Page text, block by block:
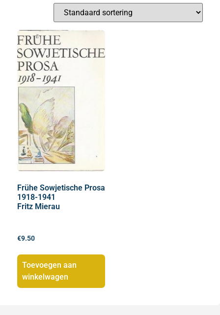
Frühe Sowjetische Prosa
1918-1941
Fritz Mierau
€9.50
Toevoegen aan
winkelwagen